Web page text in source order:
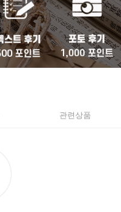
관련상품